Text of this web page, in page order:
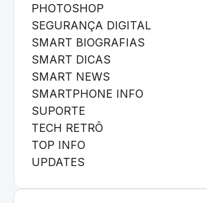
PHOTOSHOP
SEGURANÇA DIGITAL
SMART BIOGRAFIAS
SMART DICAS
SMART NEWS
SMARTPHONE INFO
SUPORTE
TECH RETRÔ
TOP INFO
UPDATES